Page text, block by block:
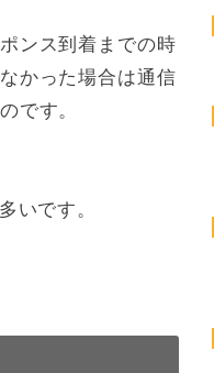
ンス到着までの時
かった場合は通信
です。
いです。